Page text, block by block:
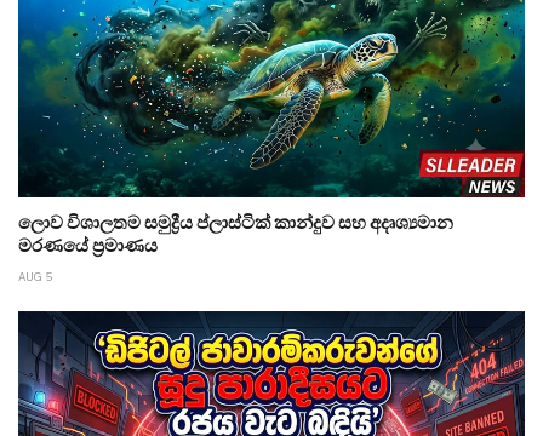
ලොව විශාලතම සමුද්‍රීය ප්ලාස්ටික් කාන්දුව සහ අදෘශ්‍යමාන
මරණයේ ප්‍රමාණය
AUG 5